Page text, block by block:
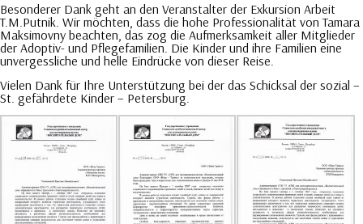
Besonderer Dank geht an den Veranstalter der Exkursion Arbeit
T.M.Putnik. Wir möchten, dass die hohe Professionalität von Tamara
Maksimovny beachten, das zog die Aufmerksamkeit aller Mitglieder
der Adoptiv- und Pflegefamilien. Die Kinder und ihre Familien eine
unvergessliche und helle Eindrücke von dieser Reise.
Vielen Dank für Ihre Unterstützung bei der das Schicksal der sozial –
St. gefährdete Kinder – Petersburg.